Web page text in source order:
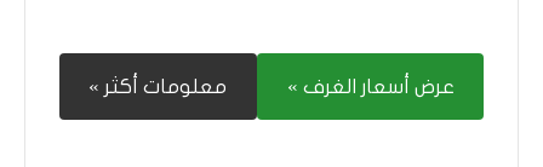
عرض أسعار الغرف » معلومات أكثر »